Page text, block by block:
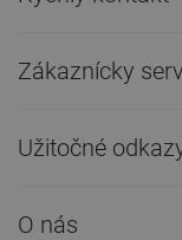
Zákaznícky
Užitočné
O nás